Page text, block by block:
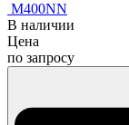
M400NN
В наличии
Цена
по запросу